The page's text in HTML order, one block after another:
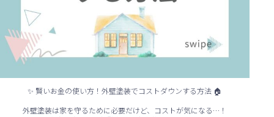
✨ 賢いお金の使い方！外壁塗装でコストダウンする方法 🏠
外壁塗装は家を守るために必要だけど、コストが気になる…！